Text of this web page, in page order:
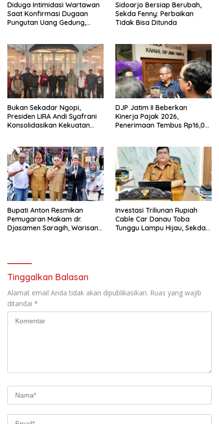
Diduga Intimidasi Wartawan
Saat Konfirmasi Dugaan
Pungutan Uang Gedung,
Buka suara
Sidoarjo Bersiap Berubah,
Sekda Fenny: Perbaikan
Tidak Bisa Ditunda
Bukan Sekadar Ngopi,
Presiden LIRA Andi Syafrani
Konsolidasikan Kekuatan
DJP Jatim II Beberkan
Kinerja Pajak 2026,
Penerimaan Tembus Rp16,08
Bupati Anton Resmikan
Pemugaran Makam dr.
Djasamen Saragih, Warisan
Investasi Triliunan Rupiah
Cable Car Danau Toba
Tunggu Lampu Hijau, Sekda
Tinggalkan Balasan
Alamat email Anda tidak akan dipublikasikan. Ruas yang wajib
ditandai *